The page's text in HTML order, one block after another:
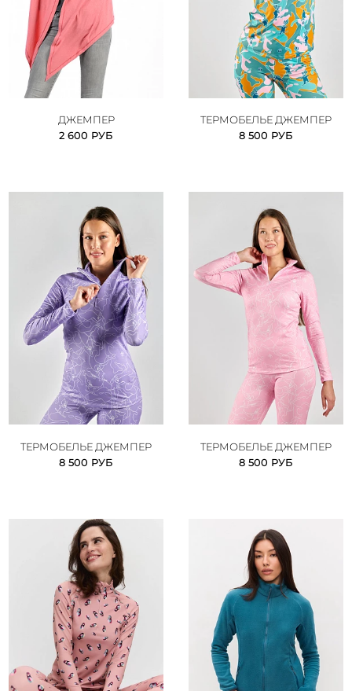
ДЖЕМПЕР
2 600 РУБ
ТЕРМОБЕЛЬЕ ДЖЕМПЕР
8 500 РУБ
ТЕРМОБЕЛЬЕ ДЖЕМПЕР
8 500 РУБ
ТЕРМОБЕЛЬЕ ДЖЕМПЕР
8 500 РУБ